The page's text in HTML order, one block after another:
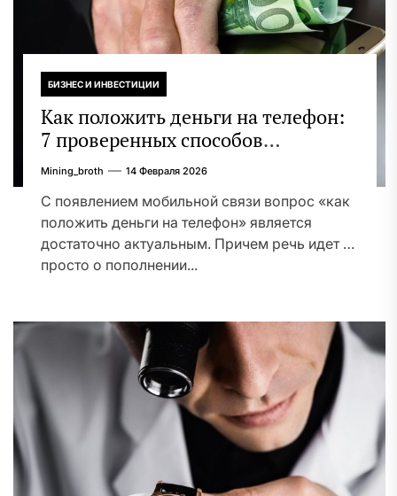
БИЗНЕС И ИНВЕСТИЦИИ
Как положить деньги на телефон:
7 проверенных способов
пополнения счета, как своего, так
и чужого гаджета
Mining_broth 14 Февраля 2026
С появлением мобильной связи вопрос «как
положить деньги на телефон» является
достаточно актуальным. Причем речь идет не
просто о пополнении...